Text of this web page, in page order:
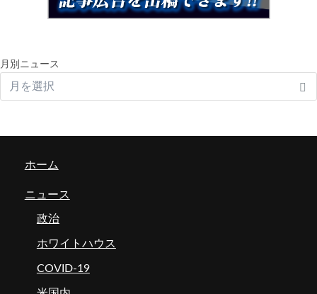
月別ニュース
ホーム
ニュース
政治
ホワイトハウス
COVID-19